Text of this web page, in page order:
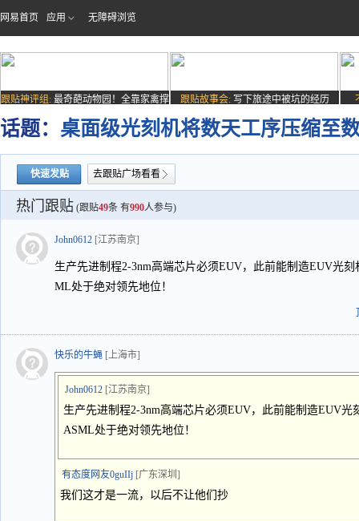
网易首页 应用 无障碍浏览
跟贴神评组: 最奇葩动物园！全靠家禽撑
场子
跟贴故事会: 写下旅途中被坑的经历
话题： 桌面级光刻机将数天工序压缩至
快速发贴 去跟贴广场看看
热门跟贴 (跟贴49条 有990人参与)
John0612 [江苏南京]
生产先进制程2-3nm高端芯片必须EUV，此前能制造EUV光
ML处于绝对领先地位！
快乐的牛蝇 [上海市]
John0612 [江苏南京]
生产先进制程2-3nm高端芯片必须EUV，此前能制造EUV
ASML处于绝对领先地位！
有态度网友0guIIj [广东深圳]
我们这才是一流，以后不让他们抄